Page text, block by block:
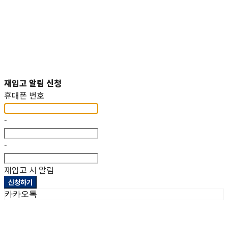
재입고 알림 신청
휴대폰 번호
-
-
재입고 시 알림
신청하기
카카오톡